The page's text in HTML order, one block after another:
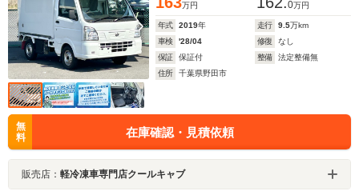
万円 0万円
年式 2019年 走行 9.5万km
車検
'28/04 修復
なし
保証
保証付 整備
法定整備無
住所
千葉県野田市
無
料
在庫確認・見積依頼
販売店： 軽冷凍車専門店クールキャブ